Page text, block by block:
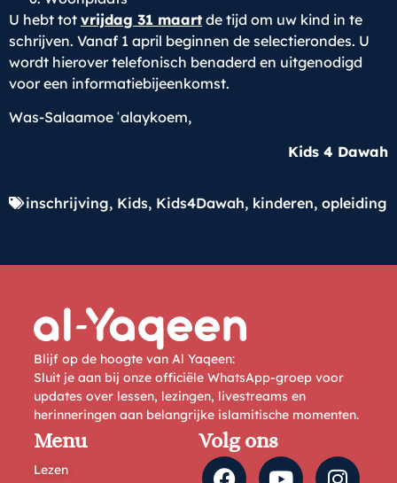
U hebt tot vrijdag 31 maart de tijd om uw kind in te
schrijven. Vanaf 1 april beginnen de selectierondes. U
wordt hierover telefonisch benaderd en uitgenodigd
voor een informatiebijeenkomst.
Was-Salaamoe ʿalaykoem,
Kids 4 Dawah
inschrijving, Kids, Kids4Dawah, kinderen, opleiding
Blijf op de hoogte van Al Yaqeen:
Sluit je aan bij onze officiële WhatsApp-groep voor
updates over lessen, lezingen, livestreams en
herinneringen aan belangrijke islamitische momenten.
Menu
Lezen
Volg ons